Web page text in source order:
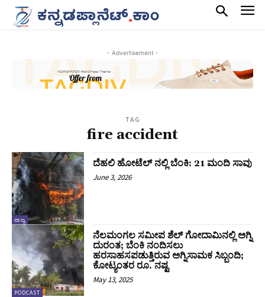
- Advertisement -
TAG
fire accident
ರಾಜ್ಯ
ದೆಹಲಿ ಹೋಟೆಲ್ ನಲ್ಲಿ ಬೆಂಕಿ: 21 ಮಂದಿ ಸಾವು
June 3, 2026
PODCAST
ನೆಲಮಂಗಲ ಸಮೀಪ ಶೆಲ್‌ ಗೋದಾಮಿನಲ್ಲಿ ಅಗ್ನಿ
ದುರಂತ; ಬೆಂಕಿ ನಂದಿಸಲು
ಹರಸಾಹಸಪಡುತ್ತಿರುವ ಅಗ್ನಿಸಾಮಕ ಸಿಬ್ಬಂದಿ;
ಕೋಟ್ಯಂತರ ರೂ. ನಷ್ಟ
May 13, 2025